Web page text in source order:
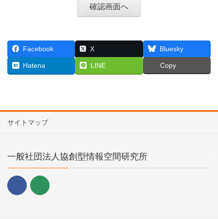
Facebook X Bluesky
Hatena LINE Copy
サイトマップ
一般社団法人協創型情報空間研究所